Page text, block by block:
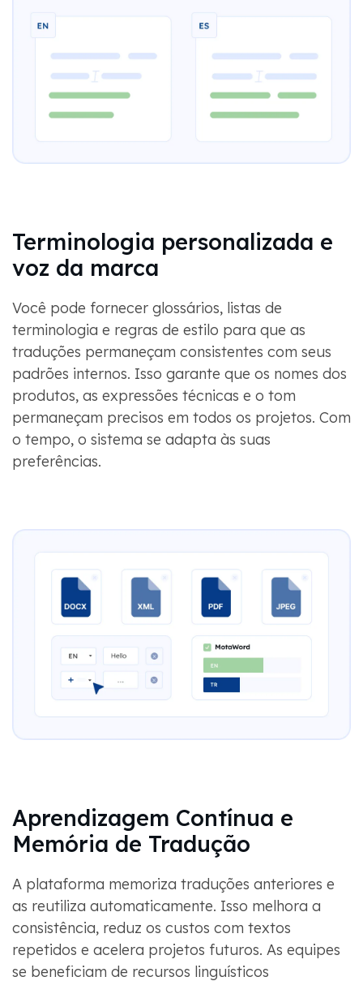
Terminologia personalizada e
voz da marca
Você pode fornecer glossários, listas de
terminologia e regras de estilo para que as
traduções permaneçam consistentes com seus
padrões internos. Isso garante que os nomes dos
produtos, as expressões técnicas e o tom
permaneçam precisos em todos os projetos. Com
o tempo, o sistema se adapta às suas
preferências.
Aprendizagem Contínua e
Memória de Tradução
A plataforma memoriza traduções anteriores e
as reutiliza automaticamente. Isso melhora a
consistência, reduz os custos com textos
repetidos e acelera projetos futuros. As equipes
se beneficiam de recursos linguísticos